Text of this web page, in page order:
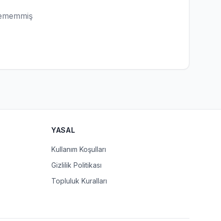
YASAL
Kullanım Koşulları
Gizlilik Politikası
Topluluk Kuralları